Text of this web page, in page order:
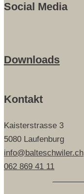
Social Media
Downloads
Kontakt
Kaisterstrasse 3
5080 Laufenburg
info@balteschwiler.ch
062 869 41 11